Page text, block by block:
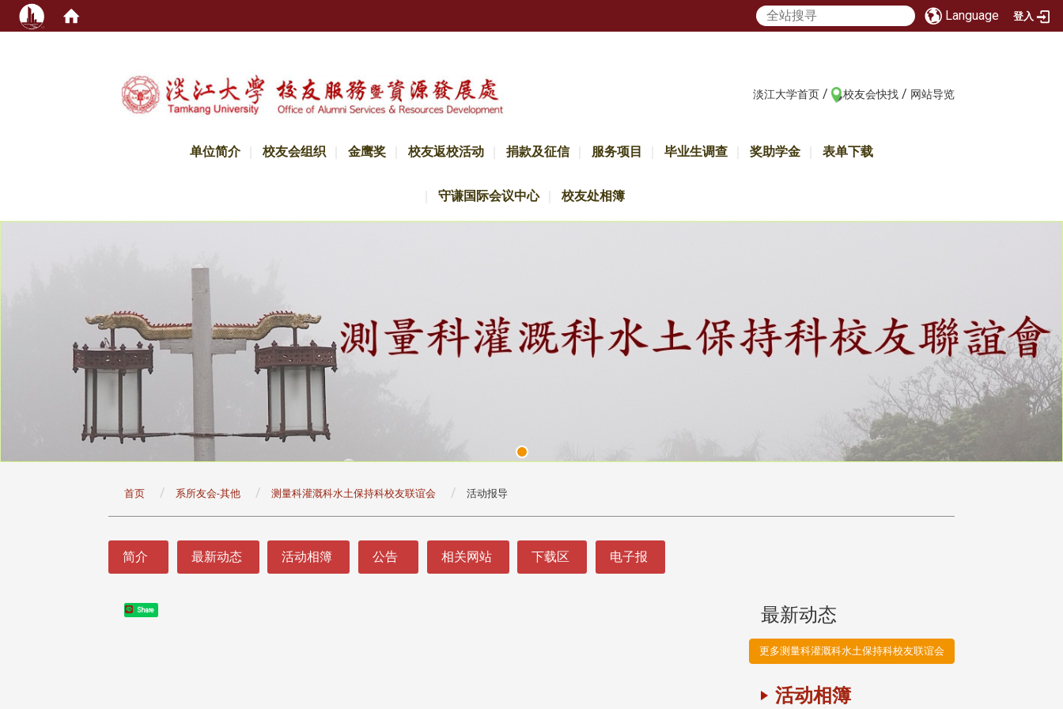
Language 登入
淡江大学首页 / 校友会快找 / 网站导览
单位简介 校友会组织 金鹰奖 校友返校活动 捐款及征信 服务项目 毕业生调查 奖助学金 表单下载
守谦国际会议中心 校友处相簿
首页 系所友会-其他 测量科灌溉科水土保持科校友联谊会 活动报导
简介 最新动态 活动相簿 公告 相关网站 下载区 电子报
Share 最新动态
更多测量科灌溉科水土保持科校友联谊会
活动相簿